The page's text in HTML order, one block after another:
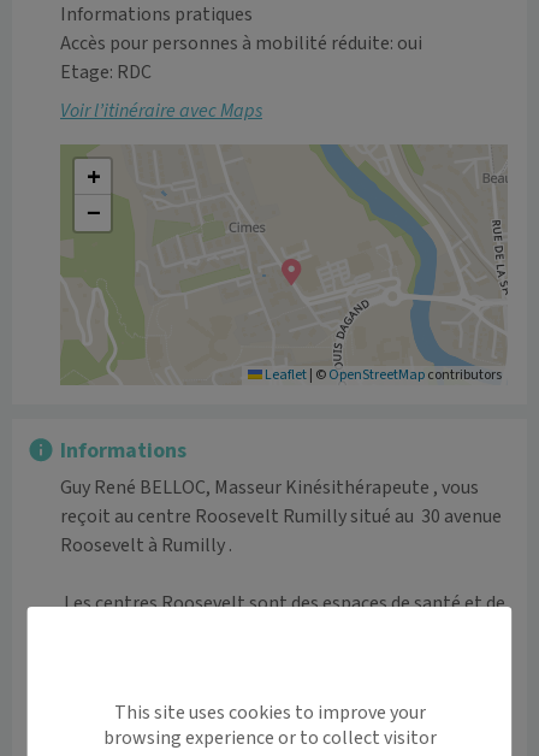
Informations pratiques
Accès pour personnes à mobilité réduite: oui
Etage: RDC
Voir l’itinéraire avec Maps
+
−
Leaflet| ©OpenStreetMapcontributors
Informations
Guy René BELLOC, Masseur Kinésithérapeute , vous
reçoit au centre Roosevelt Rumilly situé au  30 avenue
Roosevelt à Rumilly .
Les centres Roosevelt sont des espaces de santé et de
mouvement.
This site uses cookies to improve your
browsing experience or to collect visitor